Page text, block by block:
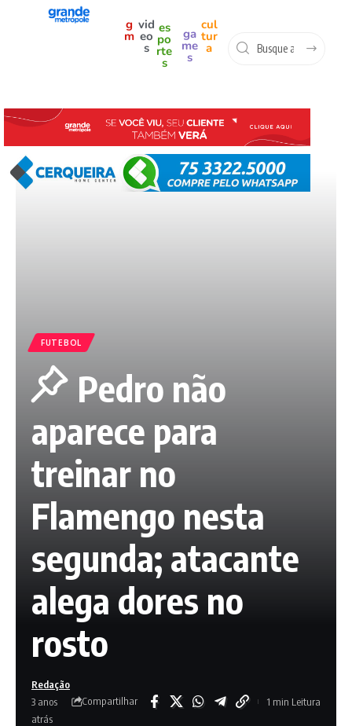
g
m
vid
eo
s
es
po
rte
s
ga
me
s
cul
tur
a
FUTEBOL
Pedro não
aparece para
treinar no
Flamengo nesta
segunda; atacante
alega dores no
rosto
Redação
3 anos
atrás
Compartilhar 1 min Leitura